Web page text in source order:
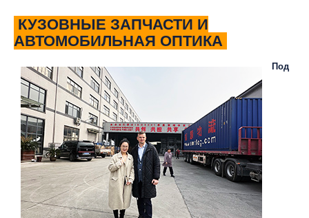
КУЗОВНЫЕ ЗАПЧАСТИ И
АВТОМОБИЛЬНАЯ ОПТИКА
Под